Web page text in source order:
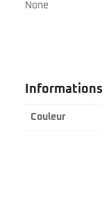
None
Couleur